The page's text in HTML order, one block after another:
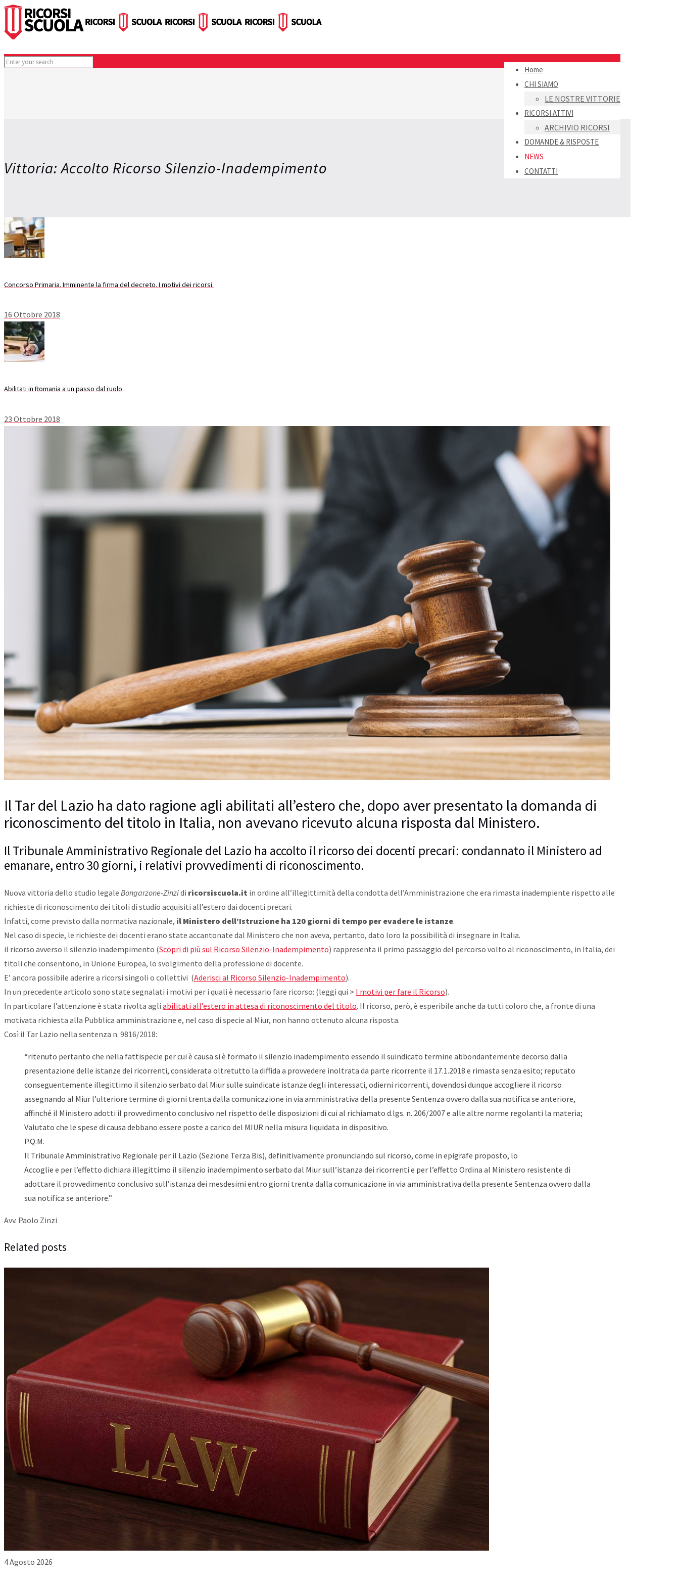
Home
CHI SIAMO
LE NOSTRE VITTORIE
RICORSI ATTIVI
ARCHIVIO RICORSI
DOMANDE & RISPOSTE
NEWS
CONTATTI
Vittoria: Accolto Ricorso Silenzio-Inadempimento
Concorso Primaria. Imminente la firma del decreto. I motivi dei ricorsi.
16 Ottobre 2018
Abilitati in Romania a un passo dal ruolo
23 Ottobre 2018
Il Tar del Lazio ha dato ragione agli abilitati all’estero che, dopo aver presentato la domanda di
riconoscimento del titolo in Italia, non avevano ricevuto alcuna risposta dal Ministero.
Il Tribunale Amministrativo Regionale del Lazio ha accolto il ricorso dei docenti precari: condannato il Ministero ad
emanare, entro 30 giorni, i relativi provvedimenti di riconoscimento.
Nuova vittoria dello studio legale Bongarzone-Zinzidi ricorsiscuola.it in ordine all’illegittimità della condotta dell’Amministrazione che era rimasta inadempiente rispetto alle
richieste di riconoscimento dei titoli di studio acquisiti all’estero dai docenti precari.
Infatti, come previsto dalla normativa nazionale, il Ministero dell’Istruzione ha 120 giorni di tempo per evadere le istanze.
Nel caso di specie, le richieste dei docenti erano state accantonate dal Ministero che non aveva, pertanto, dato loro la possibilità di insegnare in Italia.
il ricorso avverso il silenzio inadempimento (Scopri di più sul Ricorso Silenzio-Inadempimento) rappresenta il primo passaggio del percorso volto al riconoscimento, in Italia, dei
titoli che consentono, in Unione Europea, lo svolgimento della professione di docente.
E’ ancora possibile aderire a ricorsi singoli o collettivi (Aderisci al Ricorso Silenzio-Inadempimento).
In un precedente articolo sono state segnalati i motivi per i quali è necessario fare ricorso: (leggi qui > I motivi per fare il Ricorso).
In particolare l’attenzione è stata rivolta agli abilitati all’estero in attesa di riconoscimento del titolo. Il ricorso, però, è esperibile anche da tutti coloro che, a fronte di una
motivata richiesta alla Pubblica amministrazione e, nel caso di specie al Miur, non hanno ottenuto alcuna risposta.
Così il Tar Lazio nella sentenza n. 9816/2018:
“ritenuto pertanto che nella fattispecie per cui è causa si è formato il silenzio inadempimento essendo il suindicato termine abbondantemente decorso dalla
presentazione delle istanze dei ricorrenti, considerata oltretutto la diffida a provvedere inoltrata da parte ricorrente il 17.1.2018 e rimasta senza esito; reputato
conseguentemente illegittimo il silenzio serbato dal Miur sulle suindicate istanze degli interessati, odierni ricorrenti, dovendosi dunque accogliere il ricorso
assegnando al Miur l’ulteriore termine di giorni trenta dalla comunicazione in via amministrativa della presente Sentenza ovvero dalla sua notifica se anteriore,
affinché il Ministero adotti il provvedimento conclusivo nel rispetto delle disposizioni di cui al richiamato d.lgs. n. 206/2007 e alle altre norme regolanti la materia;
Valutato che le spese di causa debbano essere poste a carico del MIUR nella misura liquidata in dispositivo.
P.Q.M.
Il Tribunale Amministrativo Regionale per il Lazio (Sezione Terza Bis), definitivamente pronunciando sul ricorso, come in epigrafe proposto, lo
Accoglie e per l’effetto dichiara illegittimo il silenzio inadempimento serbato dal Miur sull’istanza dei ricorrenti e per l’effetto Ordina al Ministero resistente di
adottare il provvedimento conclusivo sull’istanza dei mesdesimi entro giorni trenta dalla comunicazione in via amministrativa della presente Sentenza ovvero dalla
sua notifica se anteriore.”
Avv. Paolo Zinzi
Related posts
4 Agosto 2026